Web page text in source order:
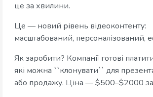
це за хвилини.
Це — новий рівень відеоконтенту:
масштабований, персоналізований,
Як заробити? Компанії готові
які можна ``клонувати`` для
або продажу. Ціна — $500–$2000 за